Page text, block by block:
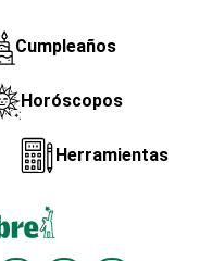
Cumpleaños
Horóscopos
Herramientas